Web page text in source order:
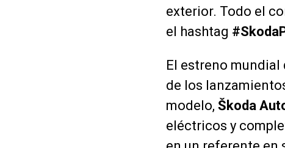
exterior. Todo el
el hashtag
El estreno mundial
de los
modelo, Škoda
eléctricos y